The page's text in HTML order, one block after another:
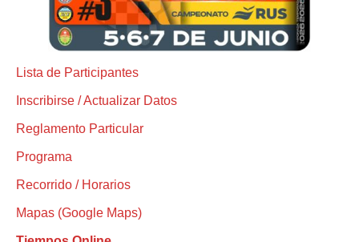
Lista de Participantes
Inscribirse / Actualizar Datos
Reglamento Particular
Programa
Recorrido / Horarios
Mapas (Google Maps)